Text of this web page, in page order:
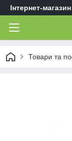
Інтернет-
Товари та